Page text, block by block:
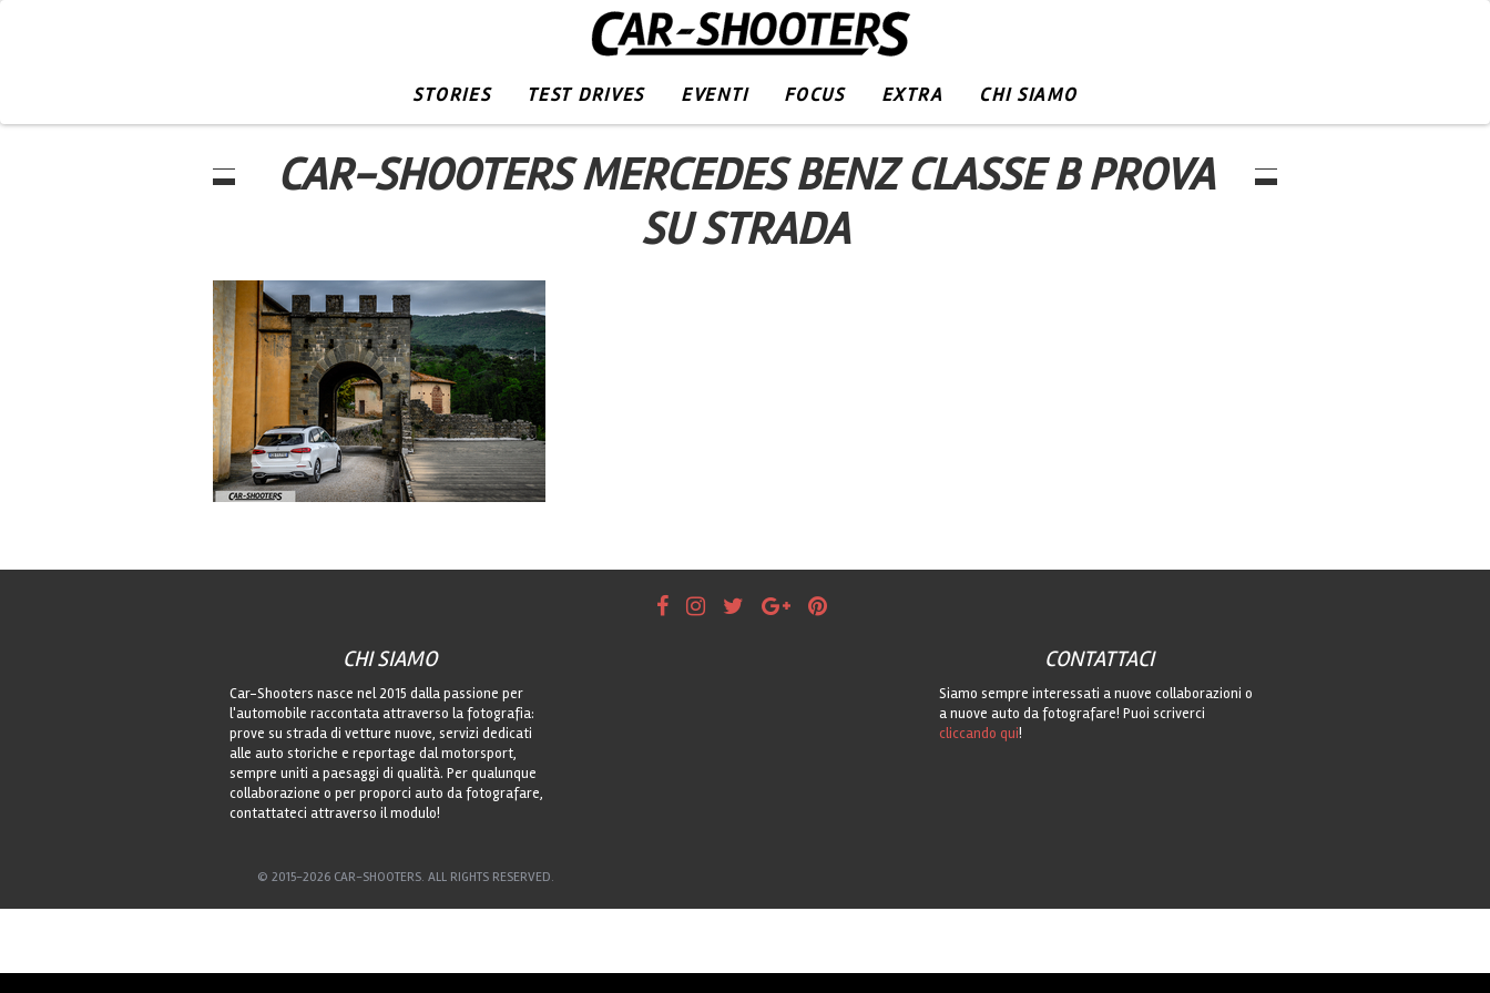
STORIES TEST DRIVES EVENTI FOCUS EXTRA CHI SIAMO
CAR-SHOOTERS MERCEDES BENZ CLASSE B PROVA
SU STRADA
CHI SIAMO
Car-Shooters nasce nel 2015 dalla passione per
l'automobile raccontata attraverso la fotografia:
prove su strada di vetture nuove, servizi dedicati
alle auto storiche e reportage dal motorsport,
sempre uniti a paesaggi di qualità. Per qualunque
collaborazione o per proporci auto da fotografare,
contattateci attraverso il modulo!
CONTATTACI
Siamo sempre interessati a nuove collaborazioni o
a nuove auto da fotografare! Puoi scriverci
cliccando qui!
© 2015-2026 CAR-SHOOTERS. ALL RIGHTS RESERVED.